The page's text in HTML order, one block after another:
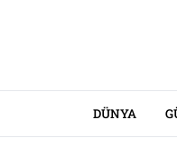
DÜNYA